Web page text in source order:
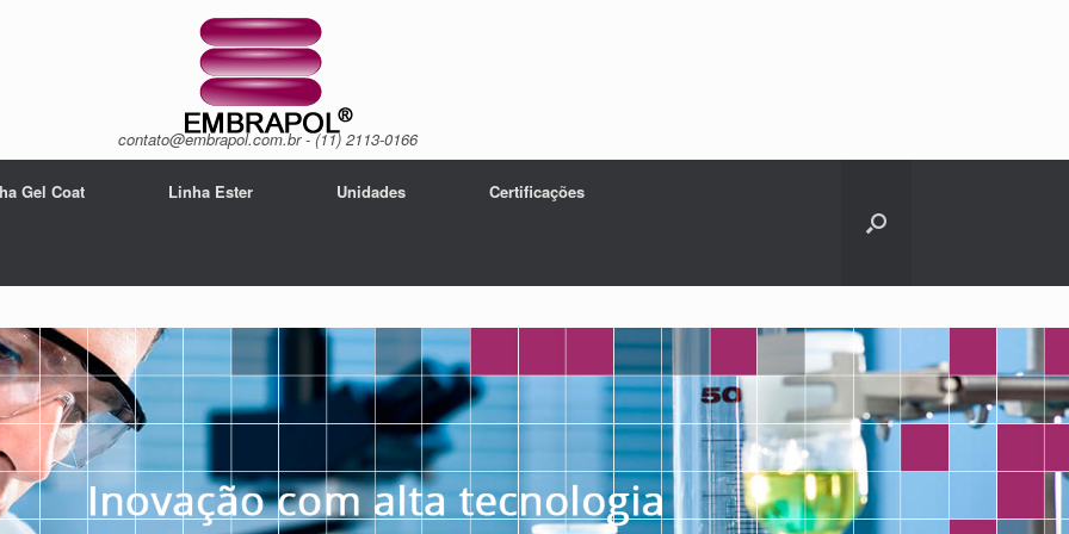
contato@embrapol.com.br - (11) 2113-0166
Gel Coat Linha Ester Unidades Certificações